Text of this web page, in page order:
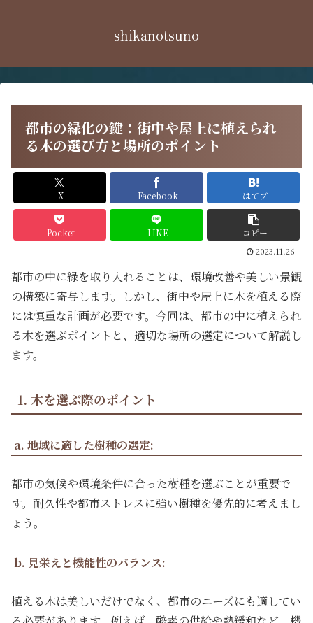
shikanotsuno
都市の緑化の鍵：街中や屋上に植えられ
る木の選び方と場所のポイント
X Facebook はてブ
Pocket LINE コピー
2023.11.26
都市の中に緑を取り入れることは、環境改善や美しい景観
の構築に寄与します。しかし、街中や屋上に木を植える際
には慎重な計画が必要です。今回は、都市の中に植えられ
る木を選ぶポイントと、適切な場所の選定について解説し
ます。
1. 木を選ぶ際のポイント
a. 地域に適した樹種の選定:
都市の気候や環境条件に合った樹種を選ぶことが重要で
す。耐久性や都市ストレスに強い樹種を優先的に考えまし
ょう。
b. 見栄えと機能性のバランス:
植える木は美しいだけでなく、都市のニーズにも適してい